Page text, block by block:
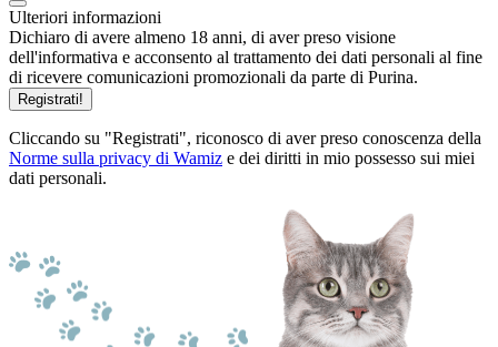
Ulteriori informazioni
Dichiaro di avere almeno 18 anni, di aver preso visione
dell'informativa e acconsento al trattamento dei dati personali al fine
di ricevere comunicazioni promozionali da parte di Purina.
Registrati!
Cliccando su "Registrati", riconosco di aver preso conoscenza della
Norme sulla privacy di Wamiz e dei diritti in mio possesso sui miei
dati personali.